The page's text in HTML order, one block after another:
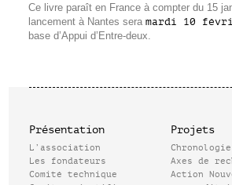
Ce livre paraît en France à compter du 15
lancement à Nantes seramardi 10
base d’Appui d’Entre-deux.
Présentation
L’association
Les fondateurs
Comité technique
Projets
Chronologie
Axes de
Action